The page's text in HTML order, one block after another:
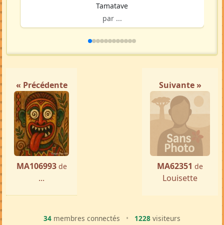
Tamatave
par ...
« Précédente
MA106993 de
...
Suivante »
MA62351 de
Louisette
34 membres connectés • 1228 visiteurs